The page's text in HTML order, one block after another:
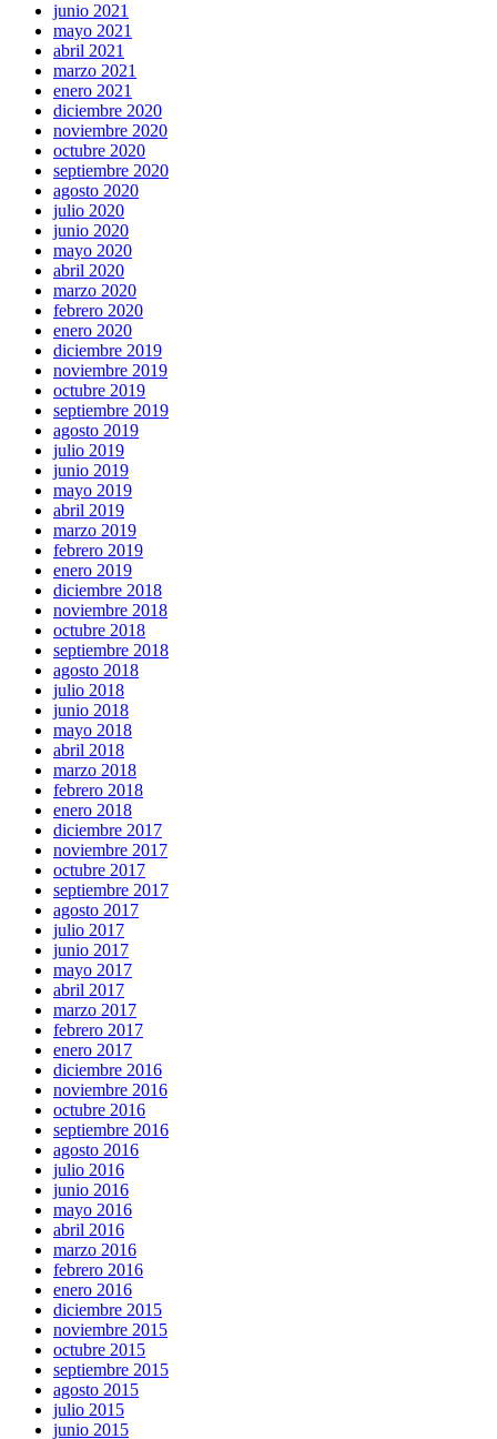
junio 2021
mayo 2021
abril 2021
marzo 2021
enero 2021
diciembre 2020
noviembre 2020
octubre 2020
septiembre 2020
agosto 2020
julio 2020
junio 2020
mayo 2020
abril 2020
marzo 2020
febrero 2020
enero 2020
diciembre 2019
noviembre 2019
octubre 2019
septiembre 2019
agosto 2019
julio 2019
junio 2019
mayo 2019
abril 2019
marzo 2019
febrero 2019
enero 2019
diciembre 2018
noviembre 2018
octubre 2018
septiembre 2018
agosto 2018
julio 2018
junio 2018
mayo 2018
abril 2018
marzo 2018
febrero 2018
enero 2018
diciembre 2017
noviembre 2017
octubre 2017
septiembre 2017
agosto 2017
julio 2017
junio 2017
mayo 2017
abril 2017
marzo 2017
febrero 2017
enero 2017
diciembre 2016
noviembre 2016
octubre 2016
septiembre 2016
agosto 2016
julio 2016
junio 2016
mayo 2016
abril 2016
marzo 2016
febrero 2016
enero 2016
diciembre 2015
noviembre 2015
octubre 2015
septiembre 2015
agosto 2015
julio 2015
junio 2015